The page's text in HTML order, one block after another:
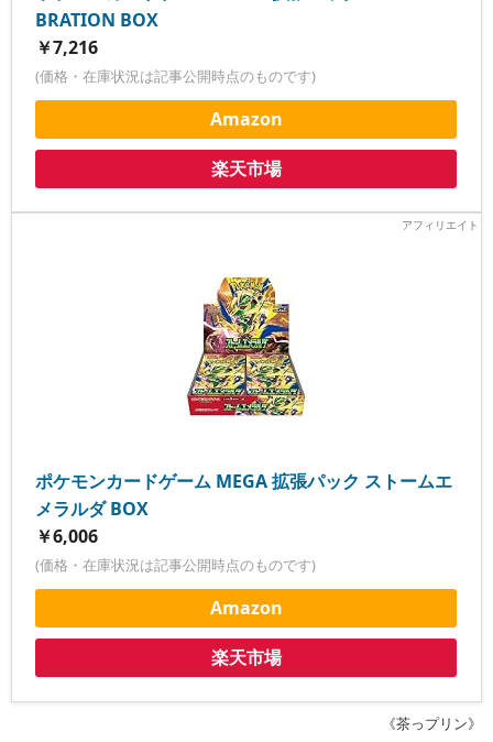
BRATION BOX
￥7,216
(価格・在庫状況は記事公開時点のものです)
Amazon
楽天市場
ポケモンカードゲーム MEGA 拡張パック ストームエ
メラルダ BOX
￥6,006
(価格・在庫状況は記事公開時点のものです)
Amazon
楽天市場
《茶っプリン》